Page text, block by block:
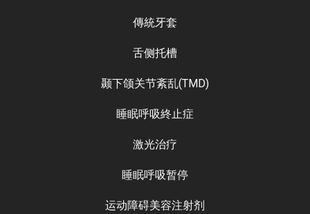
傳統牙套
舌侧托槽
颞下颌关节紊乱(TMD)
睡眠呼吸終止症
激光治疗
睡眠呼吸暂停
运动障碍美容注射剂